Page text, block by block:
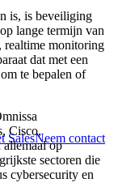
SalesNeem contact
is, is beveiliging
lange termijn van
realtime monitoring
dat met een
te bepalen of
Cisco,
op
sectoren die
cybersecurity en